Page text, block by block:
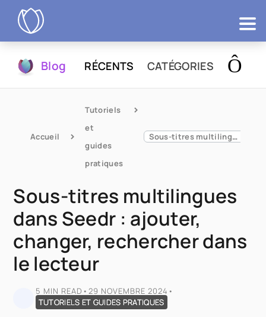
Essayer
Blog RÉCENTS CATÉGORIES
Accueil
Tutoriels
et
guides
pratiques
Sous-titres multilingues dans Seedr : ajouter, changer, rechercher dans le lecteur
Sous-titres multilingues
dans Seedr : ajouter,
changer, rechercher dans
le lecteur
5 MIN READ • 29 NOVEMBRE 2024 •
TUTORIELS ET GUIDES PRATIQUES